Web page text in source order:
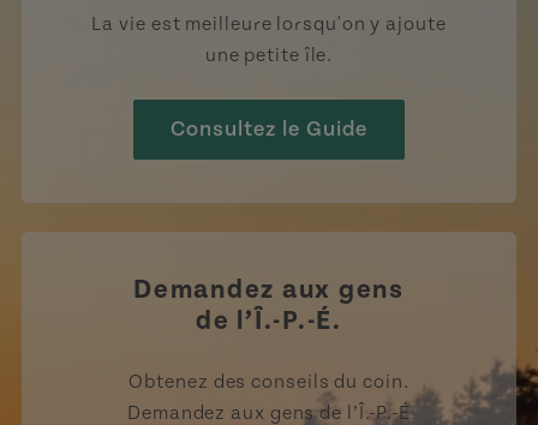
La vie est meilleure lorsqu'on y ajoute
une petite île.
Consultez le Guide
Demandez aux gens
de l’Î.-P.-É.
Obtenez des conseils du coin.
Demandez aux gens de l’Î.-P.-É